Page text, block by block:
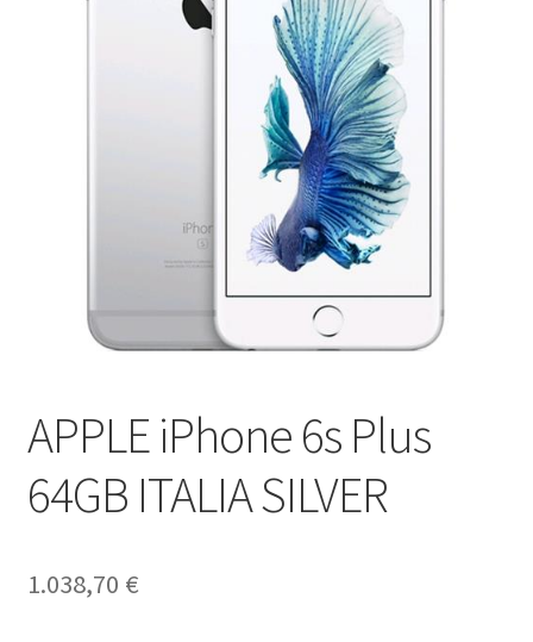
APPLE iPhone 6s Plus
64GB ITALIA SILVER
1.038,70 €